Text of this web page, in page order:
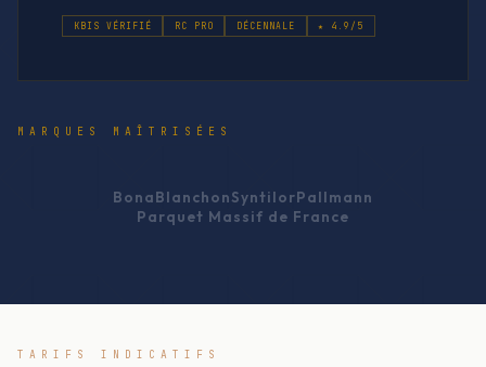
KBIS VÉRIFIÉ RC PRO DÉCENNALE ★ 4.9/5
MARQUES MAÎTRISÉES
BonaBlanchonSyntilorPallmann
Parquet Massif de France
TARIFS INDICATIFS